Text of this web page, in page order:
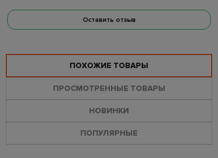
Оставить отзыв
ПОХОЖИЕ ТОВАРЫ
ПРОСМОТРЕННЫЕ ТОВАРЫ
НОВИНКИ
ПОПУЛЯРНЫЕ